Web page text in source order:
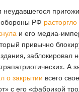
РФ расторгло
и его медиа-
привычно
заблокировал
А
о закрытии всего
с его «фабрикой